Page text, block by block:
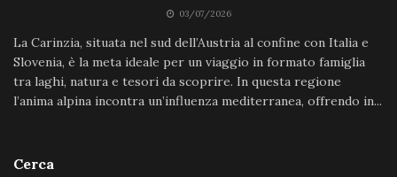
03/07/2026
La Carinzia, situata nel sud dell’Austria al confine con Italia e
Slovenia, è la meta ideale per un viaggio in formato famiglia
tra laghi, natura e tesori da scoprire. In questa regione
l’anima alpina incontra un’influenza mediterranea, offrendo in...
Cerca